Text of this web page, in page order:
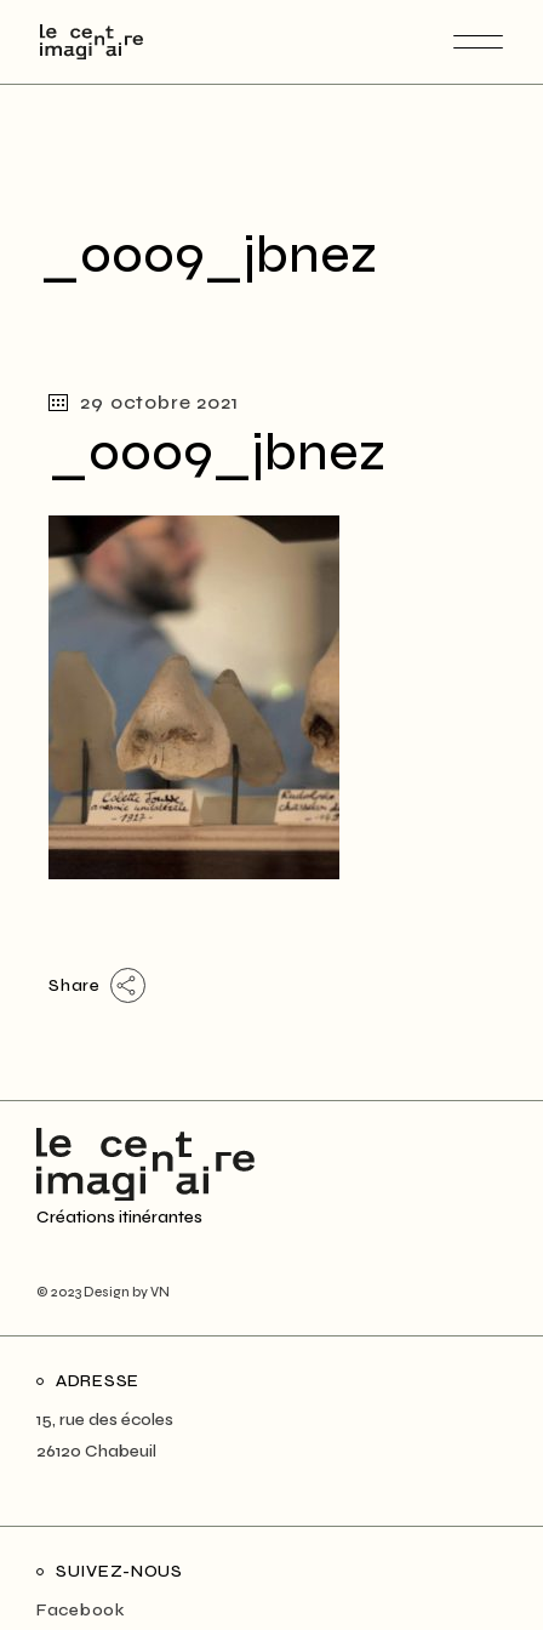
_0009_jbnez
29 octobre 2021
_0009_jbnez
Share
Créations itinérantes
© 2023Design by VN
ADRESSE
15, rue des écoles
26120 Chabeuil
SUIVEZ-NOUS
Facebook